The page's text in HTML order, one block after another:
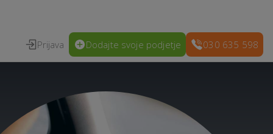
Prijava Dodajte svoje podjetje 030 635 598